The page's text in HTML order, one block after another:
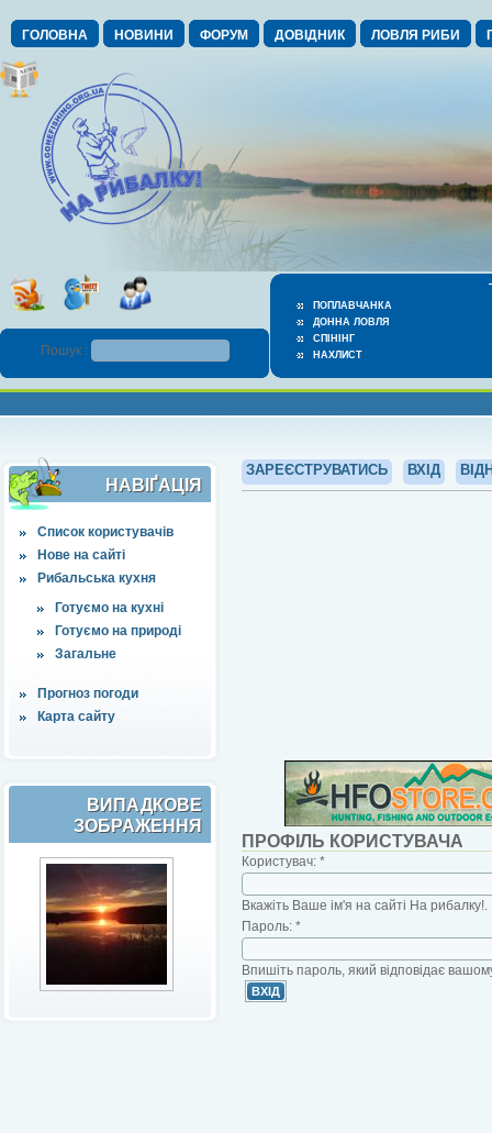
ГОЛОВНА НОВИНИ ФОРУМ ДОВІДНИК ЛОВЛЯ РИБИ
ПОПЛАВЧАНКА
ДОННА ЛОВЛЯ
СПІНІНГ
НАХЛИСТ
Пошук :
НАВІҐАЦІЯ
Список користувачів
Нове на сайті
Рибальська кухня
Готуємо на кухні
Готуємо на природі
Загальне
Прогноз погоди
Карта сайту
ВИПАДКОВЕ
ЗОБРАЖЕННЯ
ЗАРЕЄСТРУВАТИСЬ ВХІД
ПРОФІЛЬ КОРИСТУВАЧА
Користувач: *
Вкажіть Ваше ім'я на сайті На рибалку!.
Пароль: *
Впишіть пароль, який відповідає